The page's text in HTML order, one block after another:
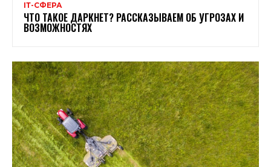
ІТ-СФЕРА
ЧТО ТАКОЕ ДАРКНЕТ? РАССКАЗЫВАЕМ ОБ УГРОЗАХ И
ВОЗМОЖНОСТЯХ